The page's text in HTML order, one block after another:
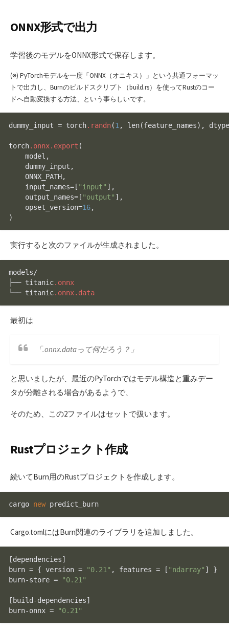
ONNX形式で出力
学習後のモデルをONNX形式で保存します。
(※) PyTorchモデルを一度「ONNX（オニキス）」という共通フォーマッ
トで出力し、Burnのビルドスクリプト（build.rs）を使ってRustのコー
ドへ自動変換する方法、という事らしいです。
dummy_input = torch.randn(1 , len(feature_names),
torch.onnx.export (
    model,
    dummy_input,
    ONNX_PATH,
    input_names=
[ "input" ] ,
    output_names=
[ "output" ] ,
    opset_version=
16,
実行すると次のファイルが生成されました。
models/
├── titanic.onnx
└── titanic.onnx.data
最初は
「.onnx.dataって何だろう？」
と思いましたが、最近のPyTorchではモデル構造と重みデー
タが分離される場合があるようで、
そのため、この2ファイルはセットで扱います。
Rustプロジェクト作成
続いてBurn用のRustプロジェクトを作成します。
cargo new
Cargo.tomlにはBurn関連のライブラリを追加しました。
[dependencies]
burn = { version =
"0.21" , features = [ "ndarray" ]
}
burn-store =
"0.21"
[build-dependencies]
burn-onnx =
"0.21"